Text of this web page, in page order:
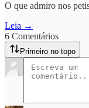
O que admiro nos
Leia →
6 Comentários
Primeiro no topo